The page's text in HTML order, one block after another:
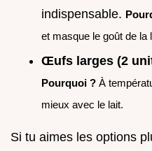
indispensable.
et masque le goût de la
Œufs larges (2
Pourquoi ? À
mieux avec le lait.
Si tu aimes les options